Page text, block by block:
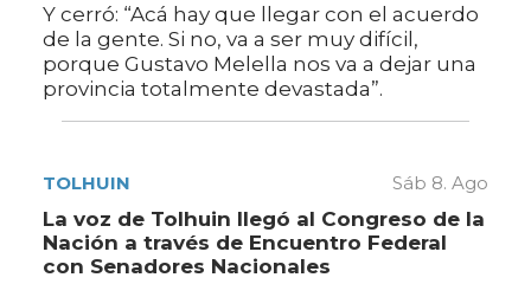
Y cerró: “Acá hay que llegar con el acuerdo
de la gente. Si no, va a ser muy difícil,
porque Gustavo Melella nos va a dejar una
provincia totalmente devastada”.
TOLHUIN Sáb 8. Ago
La voz de Tolhuin llegó al Congreso de la
Nación a través de Encuentro Federal
con Senadores Nacionales